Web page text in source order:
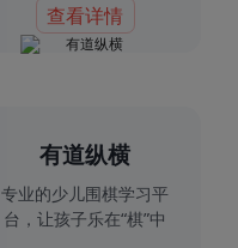
查看详情
有道纵横
专业的少儿围棋学习平
台，让孩子乐在“棋”中